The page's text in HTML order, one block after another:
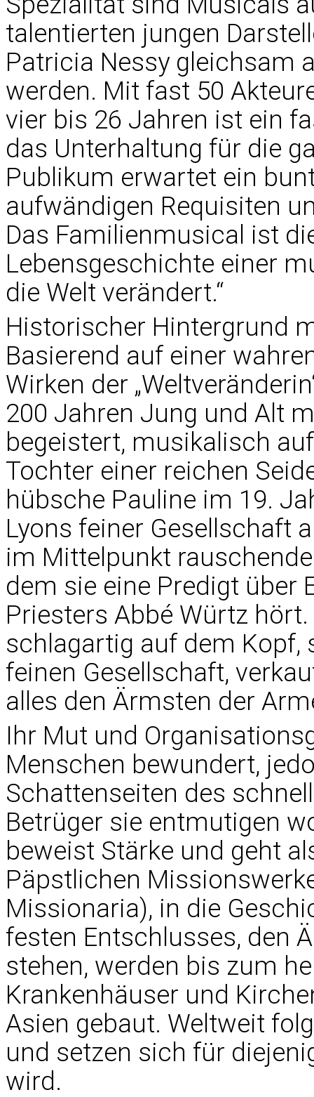
talentierten jungen
Patricia Nessy gleichsam
werden. Mit fast 50
vier bis 26 Jahren ist ein
das Unterhaltung für die
Publikum erwartet ein
aufwändigen Requisiten
Das Familienmusical ist
Lebensgeschichte einer
die Welt verändert.“
Historischer Hintergrund
Basierend auf einer
Wirken der
200 Jahren Jung und Alt
begeistert, musikalisch
Tochter einer reichen
hübsche Pauline im 19.
Lyons feiner Gesellschaft
im Mittelpunkt
dem sie eine Predigt über
Priesters Abbé Würtz
schlagartig auf dem Kopf,
feinen Gesellschaft,
alles den Ärmsten der
Ihr Mut und
Menschen bewundert,
Schattenseiten des
Betrüger sie entmutigen
beweist Stärke und geht
Päpstlichen
Missionaria), in die
festen Entschlusses, den
stehen, werden bis zum
Krankenhäuser und
Asien gebaut. Weltweit
und setzen sich für
wird.